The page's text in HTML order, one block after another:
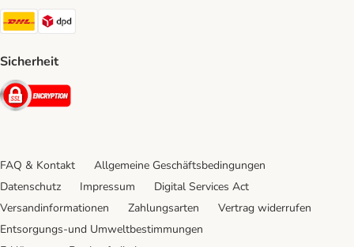
DHL Shipping Method
Sicherheit
Security
FAQ & Kontakt
Allgemeine Geschäftsbedingungen
Datenschutz
Impressum
Digital Services Act
Versandinformationen
Zahlungsarten
Vertrag widerrufen
Entsorgungs-und Umweltbestimmungen